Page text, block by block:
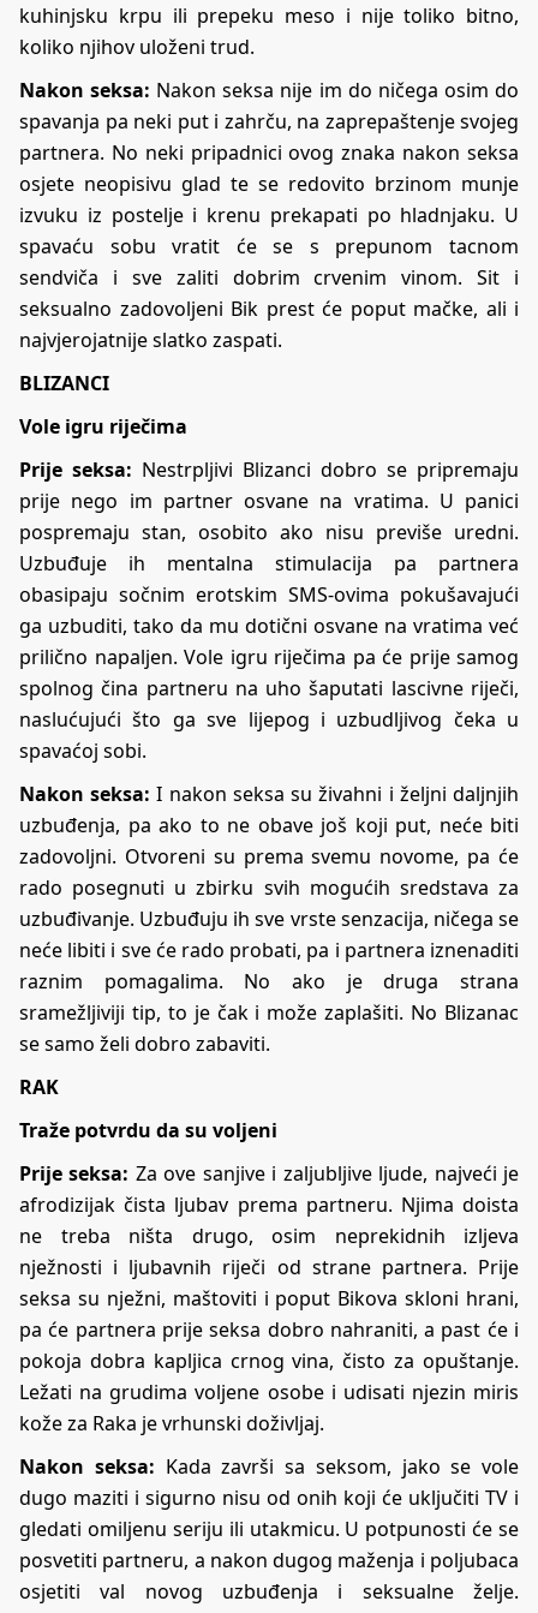
kuhinjsku krpu ili prepeku meso i nije toliko bitno,
koliko njihov uloženi trud.
Nakon seksa: Nakon seksa nije im do ničega osim do
spavanja pa neki put i zahrču, na zaprepaštenje svojeg
partnera. No neki pripadnici ovog znaka nakon seksa
osjete neopisivu glad te se redovito brzinom munje
izvuku iz postelje i krenu prekapati po hladnjaku. U
spavaću sobu vratit će se s prepunom tacnom
sendviča i sve zaliti dobrim crvenim vinom. Sit i
seksualno zadovoljeni Bik prest će poput mačke, ali i
najvjerojatnije slatko zaspati.
BLIZANCI
Vole igru riječima
Prije seksa: Nestrpljivi Blizanci dobro se pripremaju
prije nego im partner osvane na vratima. U panici
pospremaju stan, osobito ako nisu previše uredni.
Uzbuđuje ih mentalna stimulacija pa partnera
obasipaju sočnim erotskim SMS-ovima pokušavajući
ga uzbuditi, tako da mu dotični osvane na vratima već
prilično napaljen. Vole igru riječima pa će prije samog
spolnog čina partneru na uho šaputati lascivne riječi,
naslućujući što ga sve lijepog i uzbudljivog čeka u
spavaćoj sobi.
Nakon seksa:I nakon seksa su živahni i željni daljnjih
uzbuđenja, pa ako to ne obave još koji put, neće biti
zadovoljni. Otvoreni su prema svemu novome, pa će
rado posegnuti u zbirku svih mogućih sredstava za
uzbuđivanje. Uzbuđuju ih sve vrste senzacija, ničega se
neće libiti i sve će rado probati, pa i partnera iznenaditi
raznim pomagalima. No ako je druga strana
sramežljiviji tip, to je čak i može zaplašiti. No Blizanac
se samo želi dobro zabaviti.
RAK
Traže potvrdu da su voljeni
Prije seksa: Za ove sanjive i zaljubljive ljude, najveći je
afrodizijak čista ljubav prema partneru. Njima doista
ne treba ništa drugo, osim neprekidnih izljeva
nježnosti i ljubavnih riječi od strane partnera. Prije
seksa su nježni, maštoviti i poput Bikova skloni hrani,
pa će partnera prije seksa dobro nahraniti, a past će i
pokoja dobra kapljica crnog vina, čisto za opuštanje.
Ležati na grudima voljene osobe i udisati njezin miris
kože za Raka je vrhunski doživljaj.
Nakon seksa: Kada završi sa seksom, jako se vole
dugo maziti i sigurno nisu od onih koji će uključiti TV i
gledati omiljenu seriju ili utakmicu. U potpunosti će se
posvetiti partneru, a nakon dugog maženja i poljubaca
osjetiti val novog uzbuđenja i seksualne želje.